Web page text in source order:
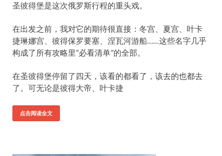
圣彼得堡是这次俄罗斯行程的重头戏。
在出发之前，我对它的期待很直接：冬宫、夏宫、叶卡
捷琳娜宫、彼得保罗要塞、涅瓦河游船……这些名字几乎
构成了所有攻略里“必看清单”的全部。
在圣彼得堡停留了四天，该看的都看了，该去的也都去
了。可无论是彼得大帝、叶卡捷
点击阅读全文